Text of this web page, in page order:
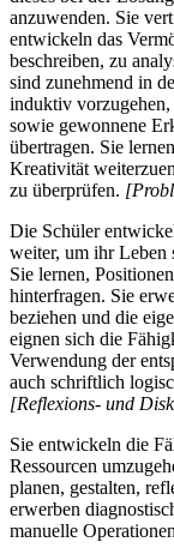
anzuwenden. Sie
entwickeln das
beschreiben, zu
sind zunehmend in
induktiv
sowie gewonnene
übertragen. Sie
Kreativität
zu überprüfen.
Die Schüler
weiter, um ihr Leben
Sie lernen,
hinterfragen. Sie
beziehen und die
eignen sich die
Verwendung der
auch schriftlich
[Reflexions- und
Sie entwickeln die
Ressourcen
planen, gestalten,
erwerben
manuelle